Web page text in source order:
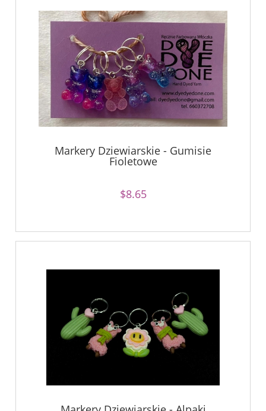
Markery Dziewiarskie - Gumisie
Fioletowe
$8.65